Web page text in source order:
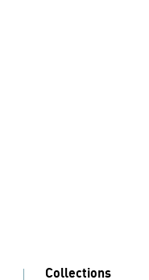
Collections